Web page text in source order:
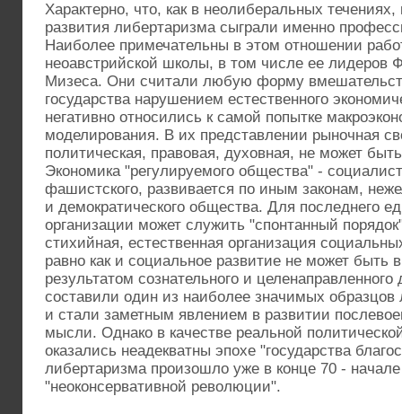
Характерно, что, как в неолиберальных
развития либертаризма сыграли именно
Наиболее примечательны в этом отношении
неоавстрийской школы, в том числе ее
Мизеса. Они считали любую форму
государства нарушением естественного
негативно относились к самой попытке
моделирования. В их представлении рыночная
политическая, правовая, духовная, не может
Экономика "регулируемого общества" -
фашистского, развивается по иным законам,
и демократического общества. Для последнего
организации может служить "спонтанный
стихийная, естественная организация
равно как и социальное развитие не может быть
результатом сознательного и
составили один из наиболее значимых
и стали заметным явлением в развитии
мысли. Однако в качестве реальной
оказались неадекватны эпохе "государства
либертаризма произошло уже в конце 70 - начале
"неоконсервативной революции".